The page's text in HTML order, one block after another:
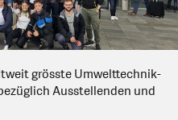
grösste Umwelttechnik-
Ausstellenden und